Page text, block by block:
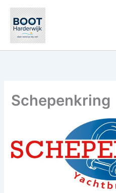
naar
inhoud
Schepenkring